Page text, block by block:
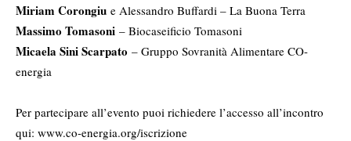
Miriam Corongiu e Alessandro Buffardi – La Buona Terra
Massimo Tomasoni – Biocaseificio Tomasoni
Micaela Sini Scarpato – Gruppo Sovranità Alimentare CO-
energia
Per partecipare all’evento puoi richiedere l’accesso all’incontro
qui: www.co-energia.org/iscrizione